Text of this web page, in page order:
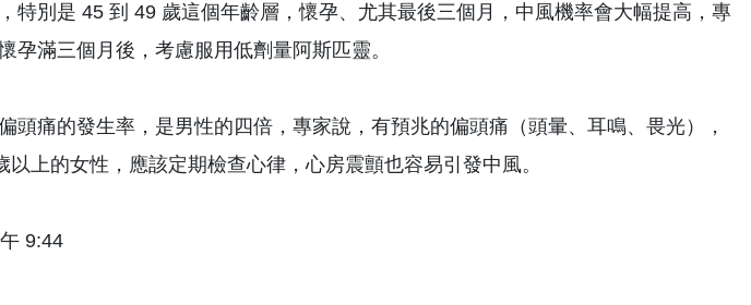
特別是 45 到 49 歲這個年齡層，懷孕、尤其最後三個月，中風機率會大幅提高，專
孕滿三個月後，考慮服用低劑量阿斯匹靈。
頭痛的發生率，是男性的四倍，專家說，有預兆的偏頭痛（頭暈、耳鳴、畏光），
上的女性，應該定期檢查心律，心房震顫也容易引發中風。
9:44